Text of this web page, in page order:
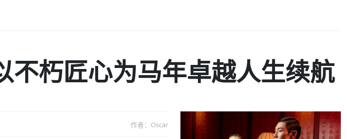
朽匠心为马年卓越人生续航
作者：Oscar